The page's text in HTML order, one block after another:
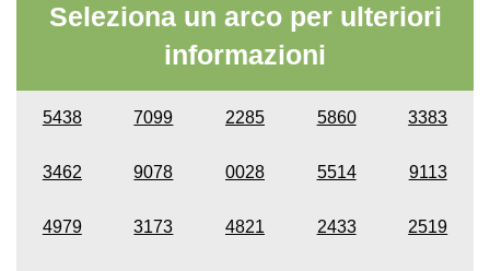
Seleziona un arco per ulteriori
informazioni
5438 7099 2285 5860 3383
3462 9078 0028 5514 9113
4979 3173 4821 2433 2519